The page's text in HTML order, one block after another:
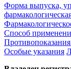
Форма выпуска,
Способ
Особые указания